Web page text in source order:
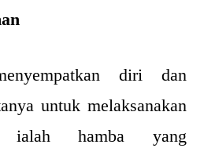
diri dan
untuk melaksanakan
ialah hamba yang